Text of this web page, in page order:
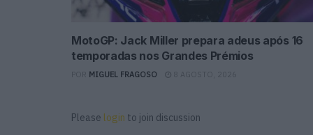
MotoGP: Jack Miller prepara adeus após 16
temporadas nos Grandes Prémios
MIGUEL FRAGOSO 8 AGOSTO, 2026
Please login to join discussion